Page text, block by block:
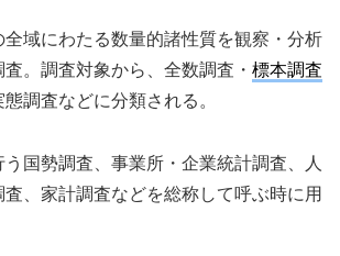
全域にわたる数量的諸性質を観察・分析
。調査対象から、全数調査・ 標本調査
態調査などに分類される。
国勢調査、事業所・企業統計調査、人
、家計調査などを総称して呼ぶ時に用